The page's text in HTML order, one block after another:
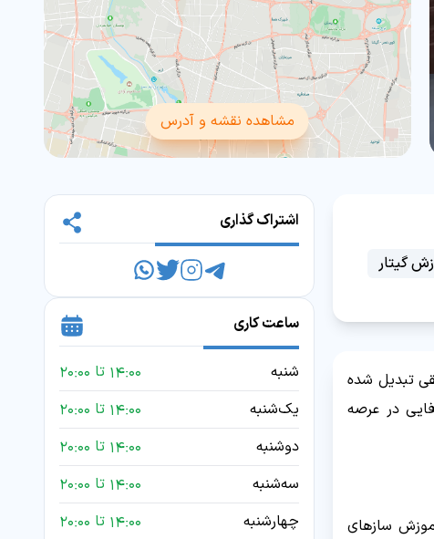
مشاهده نقشه و آدرس
گیتار
تبدیل شده
در عرصه
سازهای
اشتراک گذاری
ساعت کاری
شنبه
14:00 تا 20:00
یک‌شنبه
14:00 تا 20:00
دوشنبه
14:00 تا 20:00
سه‌شنبه
14:00 تا 20:00
چهارشنبه
14:00 تا 20:00